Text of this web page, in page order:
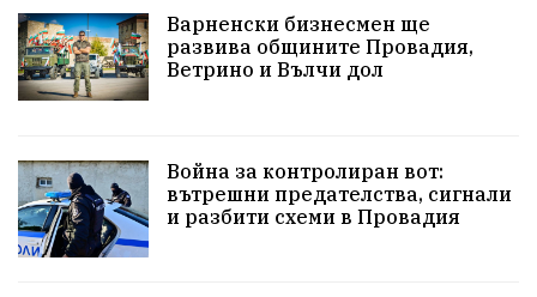
управлението на Провадия Общински съвет
Сигнали Посещението на Бойко Борисов
Използва ли се за кампания? Екология
Райско кътче
Варненски бизнесмен ще
развива общините Провадия,
Ветрино и Вълчи дол
Война за контролиран вот:
вътрешни предателства, сигнали
и разбити схеми в Провадия